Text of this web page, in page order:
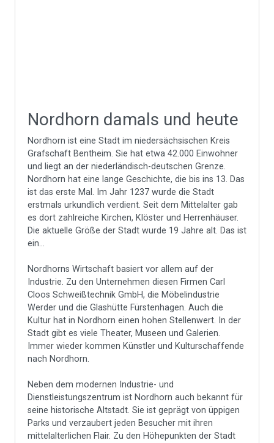
Nordhorn damals und heute
Nordhorn ist eine Stadt im niedersächsischen Kreis
Grafschaft Bentheim. Sie hat etwa 42.000 Einwohner
und liegt an der niederländisch-deutschen Grenze.
Nordhorn hat eine lange Geschichte, die bis ins 13. Das
ist das erste Mal. Im Jahr 1237 wurde die Stadt
erstmals urkundlich verdient. Seit dem Mittelalter gab
es dort zahlreiche Kirchen, Klöster und Herrenhäuser.
Die aktuelle Größe der Stadt wurde 19 Jahre alt. Das ist
ein...
Nordhorns Wirtschaft basiert vor allem auf der
Industrie. Zu den Unternehmen diesen Firmen Carl
Cloos Schweißtechnik GmbH, die Möbelindustrie
Werder und die Glashütte Fürstenhagen. Auch die
Kultur hat in Nordhorn einen hohen Stellenwert. In der
Stadt gibt es viele Theater, Museen und Galerien.
Immer wieder kommen Künstler und Kulturschaffende
nach Nordhorn.
Neben dem modernen Industrie- und
Dienstleistungszentrum ist Nordhorn auch bekannt für
seine historische Altstadt. Sie ist geprägt von üppigen
Parks und verzaubert jeden Besucher mit ihren
mittelalterlichen Flair. Zu den Höhepunkten der Stadt